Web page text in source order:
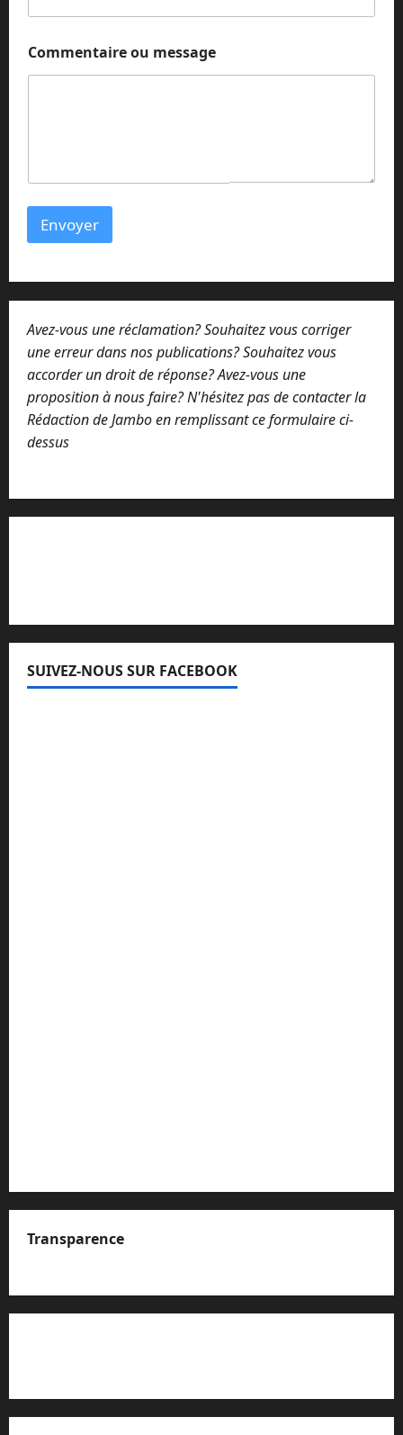
o
*
Commentaire ou message
Envoyer
Avez-vous une réclamation? Souhaitez vous corriger
une erreur dans nos publications? Souhaitez vous
accorder un droit de réponse? Avez-vous une
proposition à nous faire? N'hésitez pas de contacter la
Rédaction de Jambo en remplissant ce formulaire ci-
dessus
SUIVEZ-NOUS SUR FACEBOOK
Transparence